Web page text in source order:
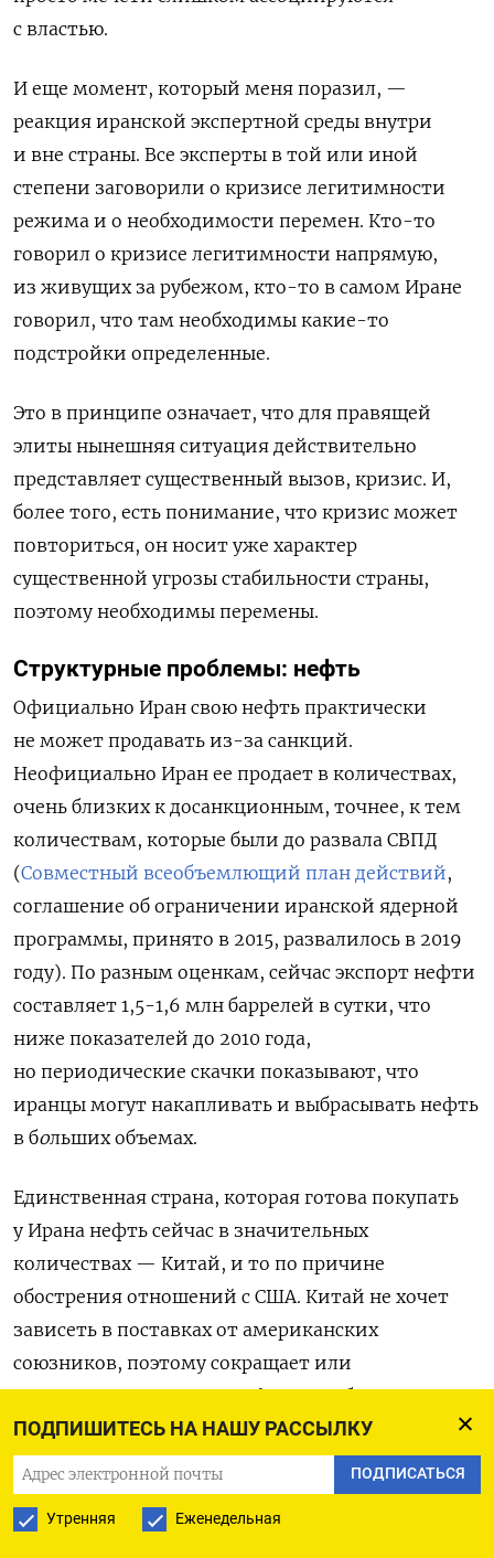
ПОДПИШИТЕСЬ НА НАШУ РАССЫЛКУ
ПОДПИСАТЬСЯ
Утренняя Еженедельная
с властью.
И еще момент, который меня поразил, —
реакция иранской экспертной среды внутри
и вне страны. Все эксперты в той или иной
степени заговорили о кризисе легитимности
режима и о необходимости перемен. Кто-то
говорил о кризисе легитимности напрямую,
из живущих за рубежом, кто-то в самом Иране
говорил, что там необходимы какие-то
подстройки определенные.
Это в принципе означает, что для правящей
элиты нынешняя ситуация действительно
представляет существенный вызов, кризис. И,
более того, есть понимание, что кризис может
повториться, он носит уже характер
существенной угрозы стабильности страны,
поэтому необходимы перемены.
Структурные проблемы: нефть
Официально Иран свою нефть практически
не может продавать из-за санкций.
Неофициально Иран ее продает в количествах,
очень близких к досанкционным, точнее, к тем
количествам, которые были до развала СВПД
(Совместный всеобъемлющий план действий,
соглашение об ограничении иранской ядерной
программы, принято в 2015, развалилось в 2019
году). По разным оценкам, сейчас экспорт нефти
составляет 1,5-1,6 млн баррелей в сутки, что
ниже показателей до 2010 года,
но периодические скачки показывают, что
иранцы могут накапливать и выбрасывать нефть
в больших объемах.
Единственная страна, которая готова покупать
у Ирана нефть сейчас в значительных
количествах — Китай, и то по причине
обострения отношений с США. Китай не хочет
зависеть в поставках от американских
союзников, поэтому сокращает или
ограничивает закупки нефти в арабских странах
Персидского залива и наращивает закупки
в России и в Иране. Между Россией и Ираном
Китай чаще выбирает Россию, докупая остатки
у иранцев. Если ситуация изменится, и у Китая,